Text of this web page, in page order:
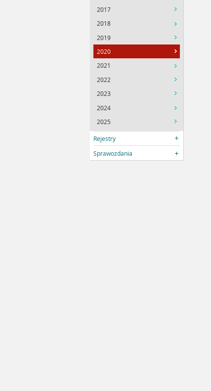
2017
2018
2019
2020
2021
2022
2023
2024
2025
Rejestry
Sprawozdania